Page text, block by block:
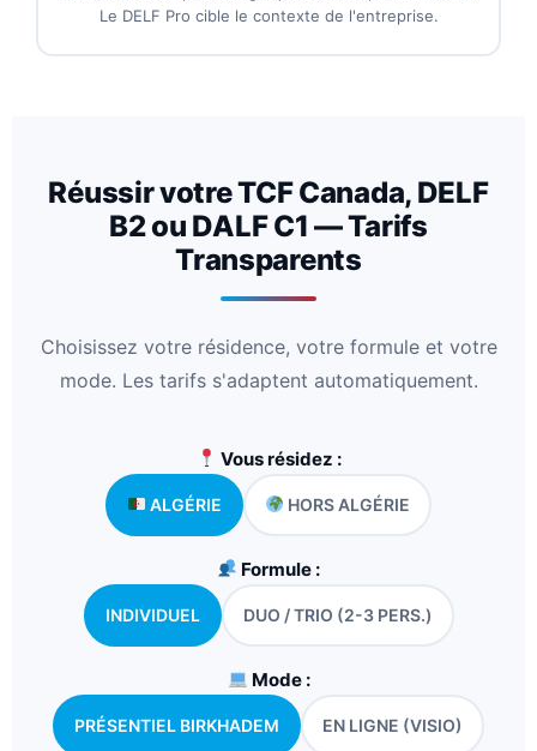
Le DELF Pro cible le contexte de l'entreprise.
Réussir votre TCF Canada, DELF
B2 ou DALF C1 — Tarifs
Transparents
Choisissez votre résidence, votre formule et votre
mode. Les tarifs s'adaptent automatiquement.
Vous résidez :
ALGÉRIE HORS ALGÉRIE
Formule :
INDIVIDUEL DUO / TRIO (2-3 PERS.)
Mode :
PRÉSENTIEL BIRKHADEM EN LIGNE (VISIO)